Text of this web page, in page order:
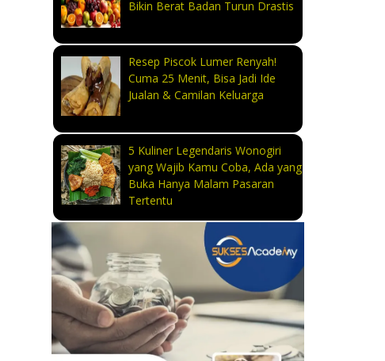
Bikin Berat Badan Turun Drastis
Resep Piscok Lumer Renyah!
Cuma 25 Menit, Bisa Jadi Ide
Jualan & Camilan Keluarga
5 Kuliner Legendaris Wonogiri
yang Wajib Kamu Coba, Ada yang
Buka Hanya Malam Pasaran
Tertentu